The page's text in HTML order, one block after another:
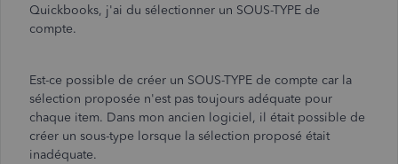
Quickbooks, j'ai du sélectionner un SOUS-TYPE de
compte.
Est-ce possible de créer un SOUS-TYPE de compte car la
sélection proposée n'est pas toujours adéquate pour
chaque item. Dans mon ancien logiciel, il était possible de
créer un sous-type lorsque la sélection proposé était
inadéquate.